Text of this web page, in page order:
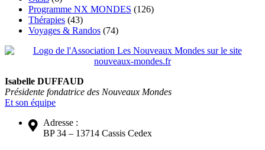
Programme NX MONDES (126)
Thérapies (43)
Voyages & Randos (74)
Isabelle DUFFAUD
Présidente fondatrice des Nouveaux Mondes
Et son équipe
Adresse :
BP 34 – 13714 Cassis Cedex